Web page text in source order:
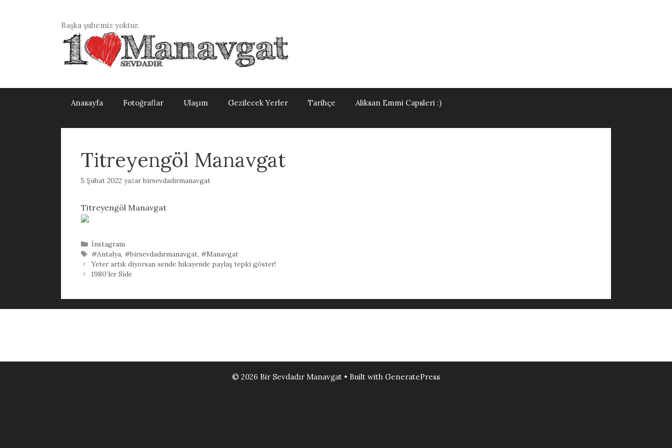
Başka şubemiz yoktur.
Anasayfa Fotoğraflar Ulaşım Gezilecek Yerler Tarihçe Aliksan Emmi Capsleri :)
Titreyengöl Manavgat
5 Şubat 2022 yazarbirsevdadirmanavgat
Titreyengöl Manavgat
Kategoriler
İnstagram
Etiketler
#Antalya,#birsevdadırmanavgat,#Manavgat
Yeter artık diyorsan sende hikayende paylaş tepki göster!
1980’ler Side
© 2026 Bir Sevdadır Manavgat • Built with GeneratePress